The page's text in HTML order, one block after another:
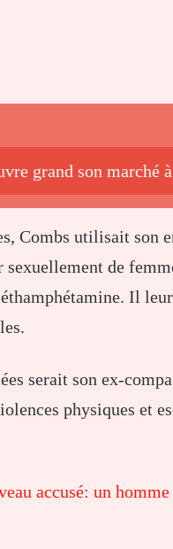
grand son marché
Combs utilisait son
de
Il
serait son ex-
physiques et
accusé: un